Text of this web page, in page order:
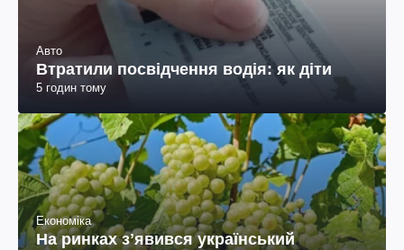
Авто
Втратили посвідчення водія: як діти
5 годин тому
Економіка
На ринках зʼявився український